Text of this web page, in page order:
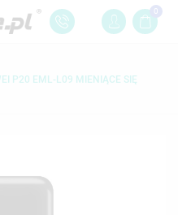
0
P20 EML-L09 MIENIĄCE SIĘ